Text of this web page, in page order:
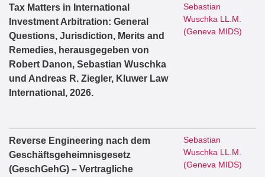
Tax Matters in International
Investment Arbitration: General
Questions, Jurisdiction, Merits and
Remedies, herausgegeben von
Robert Danon, Sebastian Wuschka
und Andreas R. Ziegler, Kluwer Law
International, 2026.
Sebastian
Wuschka LL.M.
(Geneva MIDS)
Reverse Engineering nach dem
Geschäftsgeheimnisgesetz
(GeschGehG) – Vertragliche
Sebastian
Wuschka LL.M.
(Geneva MIDS)